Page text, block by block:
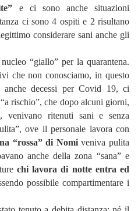
e ci sono anche situazioni
ci sono 4 ospiti e 2 risultano
considerare sani anche gli
“giallo” per la quarantena.
che non conosciamo, in questo
decessi per Covid 19, ci
rischio”, che dopo alcuni giorni,
venivano ritenuti sani e senza
ove il personale lavora con
“rossa” di Nomiveniva pulita
anche della zona “sana” e
chi lavora di notte entra ed
possibile compartimentare i